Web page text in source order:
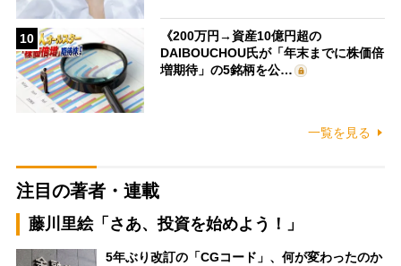
10
《200万円→資産10億円超の
DAIBOUCHOU氏が「年末までに株価倍
増期待」の5銘柄を公…
一覧を見る
注目の著者・連載
藤川里絵「さあ、投資を始めよう！」
5年ぶり改訂の「CGコード」、何が変わったのか